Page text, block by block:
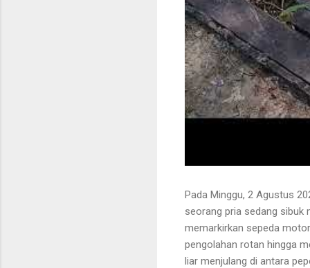
Pada Minggu, 2 Agustus
seorang pria sedang sibuk
memarkirkan sepeda
pengolahan rotan hingga
liar menjulang di antara